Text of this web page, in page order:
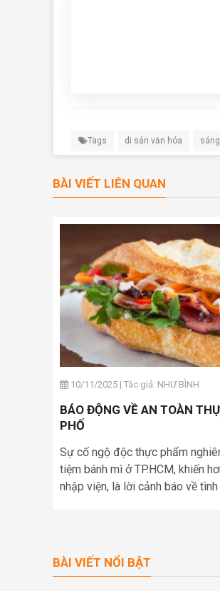
Tags di sản văn hóa
BÀI VIẾT LIÊN QUAN
10/11/2025 | Tác giả: NHƯ BÌNH
BÁO ĐỘNG VỀ AN TOÀN
PHỐ
Sự cố ngộ độc thực phẩm
tiệm bánh mì ở TP.HCM, khiến
nhập viện, là lời cảnh báo về
BÀI VIẾT NỔI BẬT